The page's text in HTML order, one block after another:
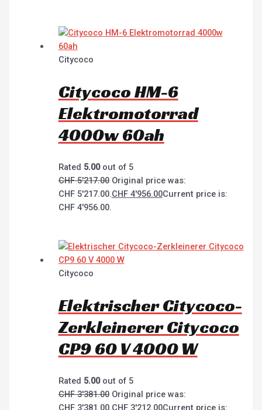
Citycoco
Citycoco HM-6
Elektromotorrad
4000w 60ah
Rated 5.00out of 5
CHF5'217.00 Original price was:
CHF 5'217.00.CHF4'956.00Current price is:
CHF 4'956.00.
Citycoco
Elektrischer Citycoco-
Zerkleinerer Citycoco
CP9 60 V 4000 W
Rated 5.00out of 5
CHF3'381.00 Original price was:
CHF 3'381.00.CHF3'212.00Current price is: